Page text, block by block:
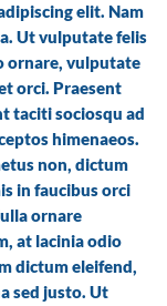
elit. Nam
Ut vulputate felis
ornare, vulputate
orci. Praesent
taciti sociosqu ad
himenaeos.
non, dictum
in faucibus orci
ornare
at lacinia odio
dictum eleifend,
sed justo. Ut